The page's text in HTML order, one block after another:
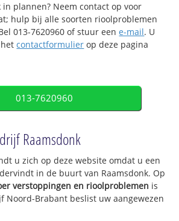
plannen? Neem contact op voor
hulp bij alle soorten rioolproblemen
013-7620960 of stuur eene-mail. U
hetcontactformulier op deze pagina
013-7620960
Raamsdonk
u zich op deze website omdat u een
in de buurt van Raamsdonk. Op
verstoppingen en rioolproblemen is
Noord-Brabant beslist uw aangewezen